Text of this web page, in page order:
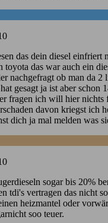
das dein diesel einfriert
toyota das war auch ein
nachgefragt ob man da 2
gesagt ja ist aber schon
fragen ich will hier nichts
davon kriegst ich
dich ja mal melden was
sogar bis 20%
tdi's vertragen das nicht
heizmantel oder
soo teuer.